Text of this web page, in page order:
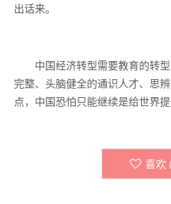
出话来。
中国经济转型需要教育的转
完整、头脑健全的通识人才、思
点，中国恐怕只能继续是给世界提
喜欢 (